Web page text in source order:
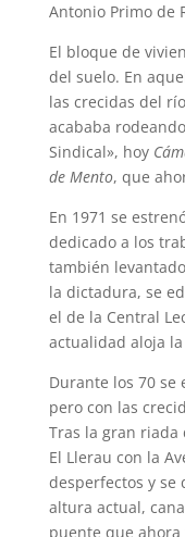
Antonio Primo de
El bloque de
del suelo. En
las crecidas del
acababa
Sindical», hoy
de Mento, que
En 1971 se
dedicado a los
también
la dictadura, se
el de la Central
actualidad aloja
Durante los 70 se
pero con las
Tras la gran riada
El Llerau con la
desperfectos y se
altura actual,
puente que